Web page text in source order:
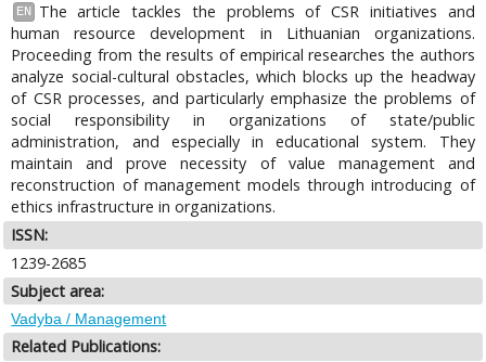
EN
The article tackles the problems of CSR initiatives and
human resource development in Lithuanian organizations.
Proceeding from the results of empirical researches the authors
analyze social-cultural obstacles, which blocks up the headway
of CSR processes, and particularly emphasize the problems of
social responsibility in organizations of state/public
administration, and especially in educational system. They
maintain and prove necessity of value management and
reconstruction of management models through introducing of
ethics infrastructure in organizations.
ISSN:
1239-2685
Subject area:
Vadyba / Management
Related Publications: